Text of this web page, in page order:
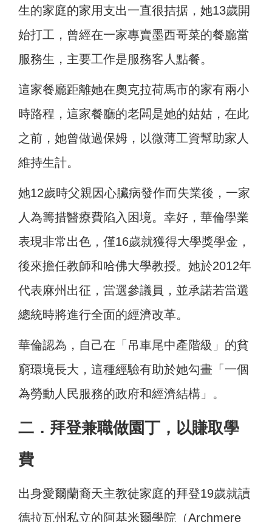
生的家庭的家用支出一直很拮据，她13歲開
始打工，曾經在一家專賣墨西哥菜的餐廳當
服務生，主要工作是服務客人點餐。
這家餐廳距離她在奧克拉荷馬市的家有兩小
時路程，這家餐廳的老闆是她的姑姑，在此
之前，她曾做過保姆，以微薄工資幫助家人
維持生計。
她12歲時父親因心臟病發作而失業後，一家
人為籌措醫療費陷入困境。幸好，華倫學業
表現非常出色，僅16歲就獲得大學獎學金，
後來擔任教師和哈佛大學教授。她於2012年
代表麻州出征，當選參議員，並承諾若當選
總統時將進行全面的經濟改革。
華倫認為，自己在「吊車尾中產階級」的貧
窮環境長大，這種經驗有助於她勾畫「一個
為勞動人民服務的政府和經濟結構」。
二．拜登兼職做園丁，以賺取學
費
出身愛爾蘭裔天主教徒家庭的拜登19歲就讀
德拉瓦州私立的阿基米爾學院（Archmere